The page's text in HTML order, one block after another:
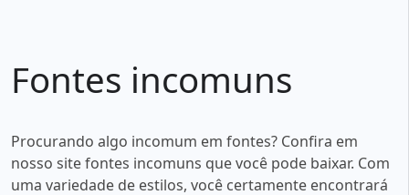
Fontes incomuns
Procurando algo incomum em fontes? Confira em
nosso site fontes incomuns que você pode baixar. Com
uma variedade de estilos, você certamente encontrará